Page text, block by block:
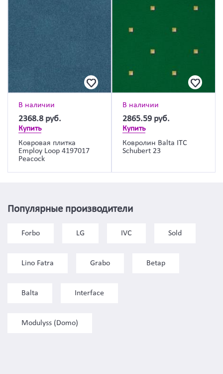
В наличии
2368.8 руб.
Купить
Ковровая плитка
Employ Loop 4197017
Peacock
В наличии
2865.59 руб.
Купить
Ковролин Balta ITC
Schubert 23
Популярные производители
Forbo LG IVC Sold
Lino Fatra Grabo Betap
Balta Interface
Modulyss (Domo)